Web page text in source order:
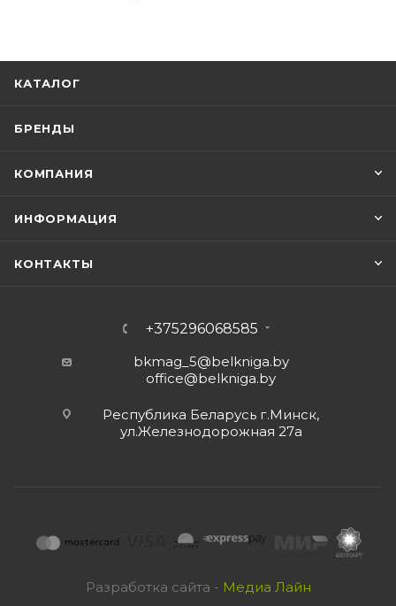
КАТАЛОГ
БРЕНДЫ
КОМПАНИЯ
ИНФОРМАЦИЯ
КОНТАКТЫ
+375296068585
bkmag_5@belkniga.by
office@belkniga.by
Республика Беларусь г.Минск,
ул.Железнодорожная 27а
Разработка сайта - Медиа Лайн